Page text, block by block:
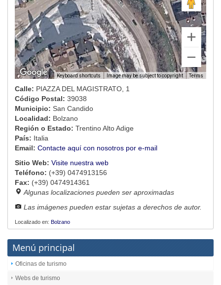
Keyboard shortcuts Image may be subject to copyright Terms
Calle: PIAZZA DEL MAGISTRATO, 1
Código Postal: 39038
Municipio: San Candido
Localidad: Bolzano
Región o Estado: Trentino Alto Adige
País: Italia
Email: Contacte aquí con nosotros por e-mail
Sitio Web: Visite nuestra web
Teléfono: (+39) 0474913156
Fax: (+39) 0474914361
Algunas localizaciones pueden ser aproximadas
Las imágenes pueden estar sujetas a derechos de autor.
Localizado en: Bolzano
Menú principal
Oficinas de turismo
Webs de turismo